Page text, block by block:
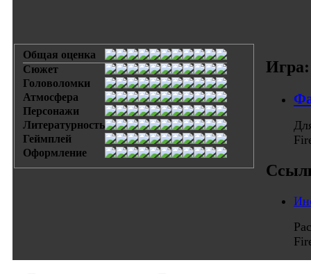
Общая оценка
Сюжет
Головоломки
Атмосфера
Персонажи
Литературность
Геймплей
Оформление
Игра: